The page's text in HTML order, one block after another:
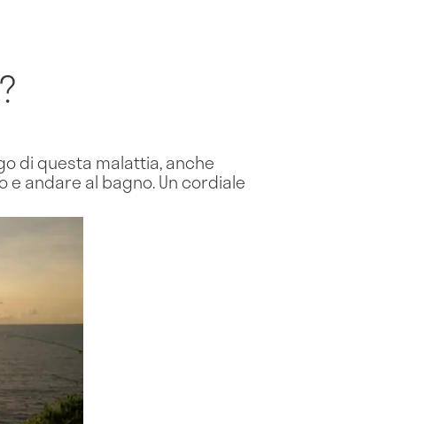
di questa malattia, anche
andare al bagno. Un cordiale